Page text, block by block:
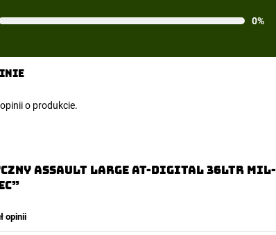
0%
o produkcie.
Assault Large AT-Digital 36ltr MIL-
opinii